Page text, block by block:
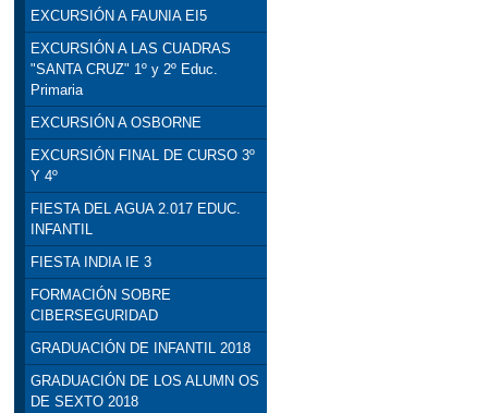
EXCURSIÓN A FAUNIA EI5
EXCURSIÓN A LAS CUADRAS
"SANTA CRUZ" 1º y 2º Educ.
Primaria
EXCURSIÓN A OSBORNE
EXCURSIÓN FINAL DE CURSO 3º
Y 4º
FIESTA DEL AGUA 2.017 EDUC.
INFANTIL
FIESTA INDIA IE 3
FORMACIÓN SOBRE
CIBERSEGURIDAD
GRADUACIÓN DE INFANTIL 2018
GRADUACIÓN DE LOS ALUMN OS
DE SEXTO 2018